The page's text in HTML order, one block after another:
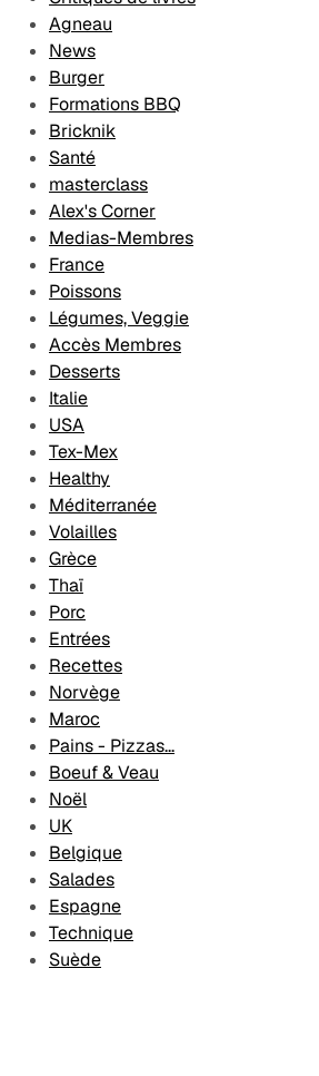
Les Formations
Contact
Méthodologie
éditoriale
Agneau
News
Burger
Formations BBQ
Bricknik
Santé
masterclass
Alex's Corner
Medias-Membres
France
Poissons
Légumes, Veggie
Accès Membres
Desserts
Italie
USA
Tex-Mex
Healthy
Méditerranée
Volailles
Grèce
Thaï
Porc
Entrées
Recettes
Norvège
Maroc
Pains - Pizzas...
Boeuf & Veau
Noël
UK
Belgique
Salades
Espagne
Technique
Suède